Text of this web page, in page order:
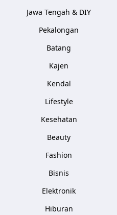
Jawa Tengah & DIY
Pekalongan
Batang
Kajen
Kendal
Lifestyle
Kesehatan
Beauty
Fashion
Bisnis
Elektronik
Hiburan